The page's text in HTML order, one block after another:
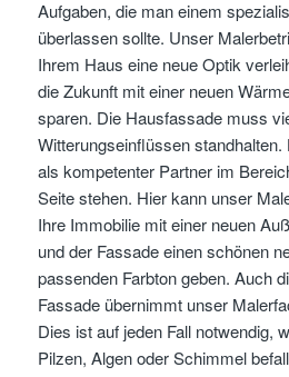
Aufgaben, die man einem
überlassen sollte. Unser
Ihrem Haus eine neue Optik
die Zukunft mit einer neuen
sparen. Die Hausfassade muss
Witterungseinflüssen
als kompetenter Partner im
Seite stehen. Hier kann unser
Ihre Immobilie mit einer neuen
und der Fassade einen schönen
passenden Farbton geben. Auch
Fassade übernimmt unser
Dies ist auf jeden Fall notwendig,
Pilzen, Algen oder Schimmel